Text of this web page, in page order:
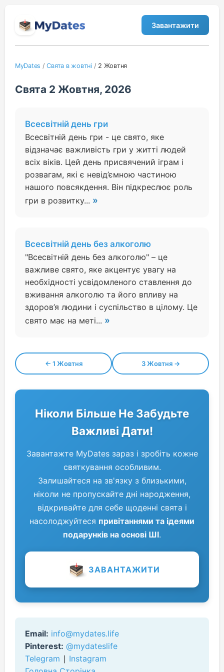
Завантажити
MyDates /Свята в жовтні/ 2 Жовтня
Свята 2 Жовтня, 2026
Всесвітній день гри
Всесвітній день гри - це свято, яке
відзначає важливість гри у житті людей
всіх віків. Цей день присвячений іграм і
розвагам, які є невід’ємною частиною
нашого повсякдення. Він підкреслює роль
гри в розвитку... »
Всесвітній день без алкоголю
"Всесвітній день без алкоголю" – це
важливе свято, яке акцентує увагу на
необхідності усвідомленого ставлення до
вживання алкоголю та його впливу на
здоров’я людини і суспільство в цілому. Це
свято має на меті... »
← 1 Жовтня 3 Жовтня →
Ніколи Більше Не Забудьте
Важливі Дати!
Завантажте MyDates зараз і зробіть кожне
святкування особливим.
Залишайтеся на зв'язку з близькими,
ніколи не пропускайте дні народження,
відкривайте для себе щоденні свята і
насолоджуйтеся привітаннями та ідеями
подарунків на основі ШІ.
ЗАВАНТАЖИТИ
Email: info@mydates.life
Pinterest: @mydateslife
Telegram ∣ Instagram